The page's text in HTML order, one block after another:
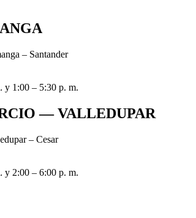
– Santander
y 1:00 – 5:30 p. m.
— VALLEDUPAR
– Cesar
y 2:00 – 6:00 p. m.